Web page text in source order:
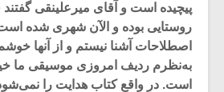
پیچیده است و آقای میرعلینقی
روستایی بوده و الآن شهری شده است.
اصطلاحات آشنا نیستم و از آنها
به‌نظرم ردیف امروزی موسیقی ما
است. در واقع کتاب هدایت را نمی‌شود